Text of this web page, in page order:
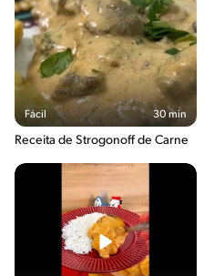
Fácil 30 min
Receita de Strogonoff de Carne